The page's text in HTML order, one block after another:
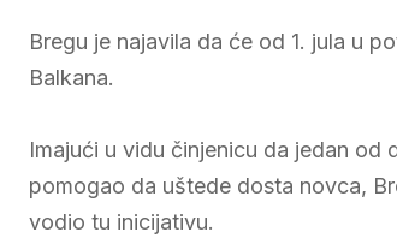
Bregu je najavila da će od 1. jula u
Balkana.
Imajući u vidu činjenicu da jedan od
pomogao da uštede dosta novca,
vodio tu inicijativu.